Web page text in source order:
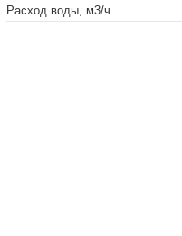
Расход воды, м3/ч